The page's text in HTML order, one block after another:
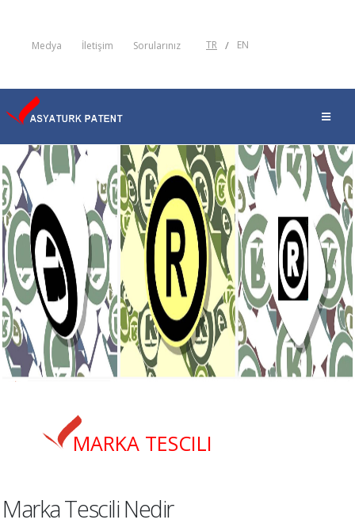
Medya İletişim Sorularınız TR / EN
MARKA TESCILI
Marka Tescili Nedir